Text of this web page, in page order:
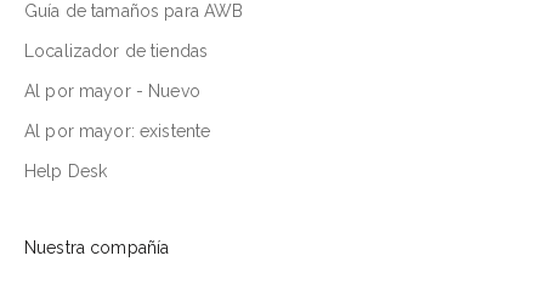
Guía de tamaños para AWB
Localizador de tiendas
Al por mayor - Nuevo
Al por mayor: existente
Help Desk
Nuestra compañía